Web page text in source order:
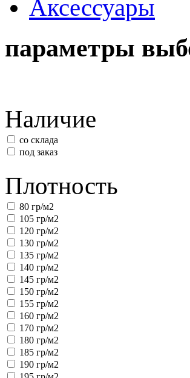
Аксессуары
параметры
Наличие
со склада
под заказ
Плотность
80 гр/м2
105 гр/м2
120 гр/м2
130 гр/м2
135 гр/м2
140 гр/м2
145 гр/м2
150 гр/м2
155 гр/м2
160 гр/м2
170 гр/м2
180 гр/м2
185 гр/м2
190 гр/м2